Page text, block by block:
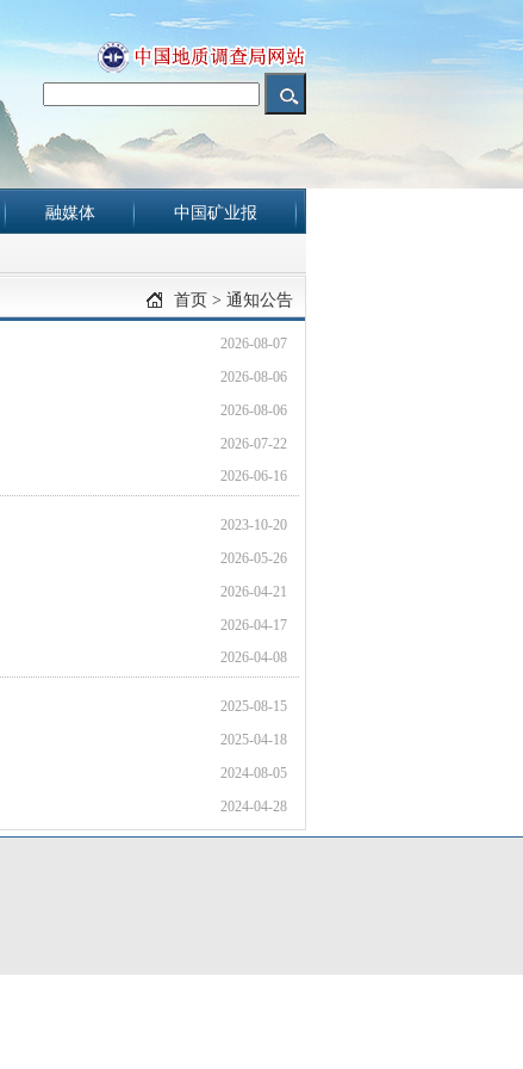
融媒体 中国矿业报
首页 > 通知公告
2026-08-07
2026-08-06
2026-08-06
2026-07-22
2026-06-16
2023-10-20
2026-05-26
2026-04-21
2026-04-17
2026-04-08
2025-08-15
2025-04-18
2024-08-05
2024-04-28